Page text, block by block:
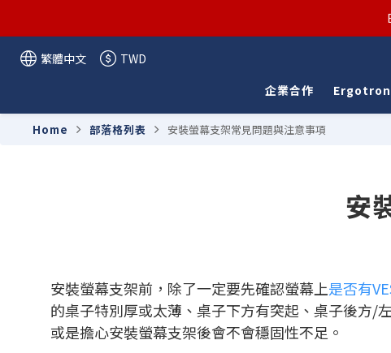
繁體中文
TWD
企業合作
Ergotron
Home 部落格列表 安裝螢幕支架常見問題與注意事項
安
安裝螢幕支架前，除了一定要先確認螢幕上是否有
的桌子特別厚或太薄、桌子下方有突起、桌子後方/
或是擔心安裝螢幕支架後會不會穩固性不足。